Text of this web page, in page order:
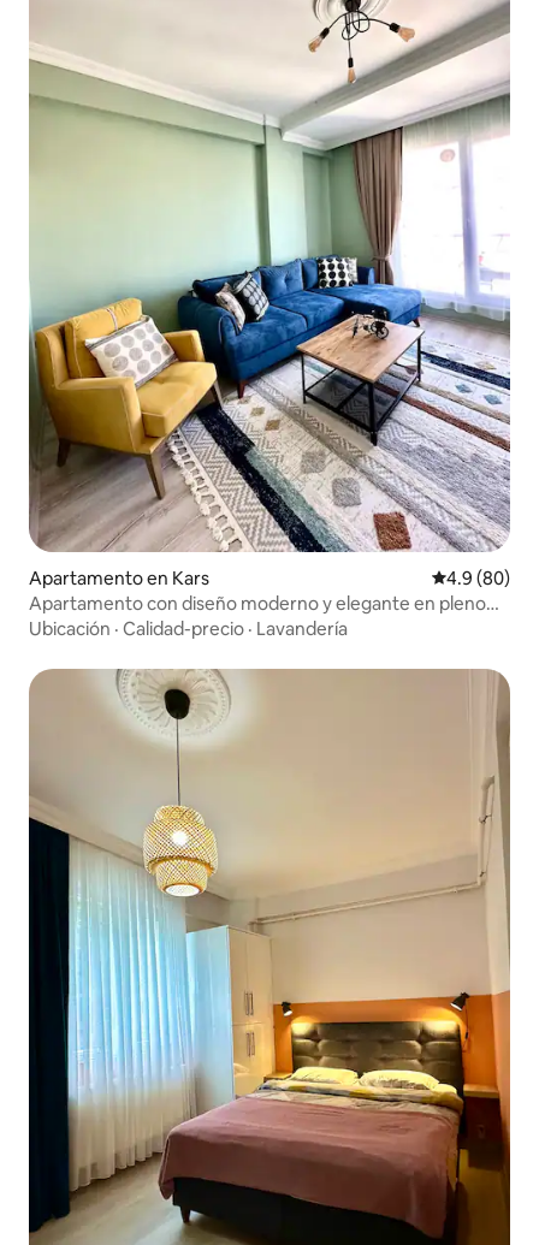
Apartamento en Kars Calificación
4.9 (80)
Apartamento con diseño moderno y elegante en pleno
centro de la ciudad
Ubicación · Calidad-precio · Lavandería